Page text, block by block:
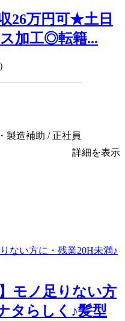
26万円可★土日
加工◎転籍...
製造補助 / 正社員
詳細を表示
モノ足りない方
タらしく♪髪型